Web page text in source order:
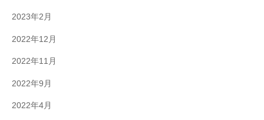
2023年2月
2022年12月
2022年11月
2022年9月
2022年4月